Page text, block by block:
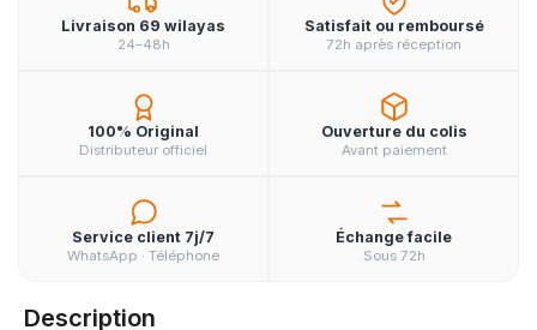
Livraison 69 wilayas
24–48h
Satisfait ou remboursé
72h après réception
100% Original
Distributeur officiel
Ouverture du colis
Avant paiement
Service client 7j/7
WhatsApp · Téléphone
Échange facile
Sous 72h
Description